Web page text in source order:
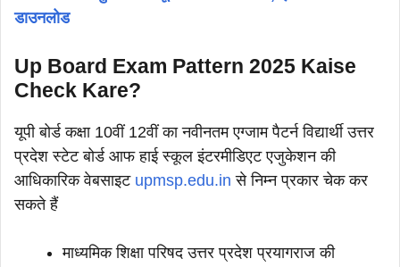
डाउनलोड
Up Board Exam Pattern 2025 Kaise
Check Kare?
यूपी बोर्ड कक्षा 10वीं 12वीं का नवीनतम एग्जाम पैटर्न विद्यार्थी उत्तर
प्रदेश स्टेट बोर्ड आफ हाई स्कूल इंटरमीडिएट एजुकेशन की
आधिकारिक वेबसाइट upmsp.edu.in से निम्न प्रकार चेक कर
सकते हैं
माध्यमिक शिक्षा परिषद उत्तर प्रदेश प्रयागराज की